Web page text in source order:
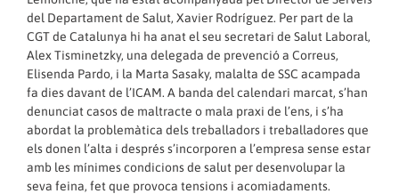
del Departament de Salut, Xavier Rodríguez. Per part de la
CGT de Catalunya hi ha anat el seu secretari de Salut Laboral,
Alex Tisminetzky, una delegada de prevenció a Correus,
Elisenda Pardo, i la Marta Sasaky, malalta de SSC acampada
fa dies davant de l’ICAM. A banda del calendari marcat, s’han
denunciat casos de maltracte o mala praxi de l’ens, i s’ha
abordat la problemàtica dels treballadors i treballadores que
els donen l’alta i després s’incorporen a l’empresa sense estar
amb les mínimes condicions de salut per desenvolupar la
seva feina, fet que provoca tensions i acomiadaments.